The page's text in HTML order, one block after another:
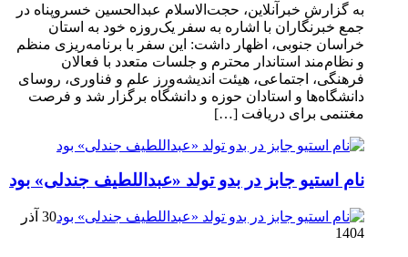
به گزارش خبرآنلاین، حجت‌الاسلام عبدالحسین خسروپناه در
جمع خبرنگاران با اشاره به سفر یک‌روزه خود به استان
خراسان جنوبی، اظهار داشت: این سفر با برنامه‌ریزی منظم
و نظام‌مند استاندار محترم و جلسات متعدد با فعالان
فرهنگی، اجتماعی، هیئت اندیشه‌ورز علم و فناوری، روسای
دانشگاه‌ها و استادان حوزه و دانشگاه برگزار شد و فرصت
مغتنمی برای دریافت […]
نام استیو جابز در بدو تولد «عبداللطیف جندلی» بود
30 آذر
1404